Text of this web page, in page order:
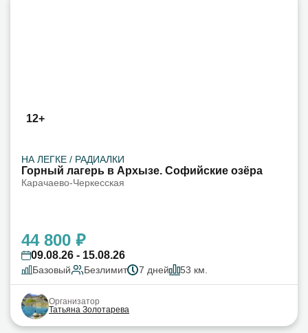
12+
НА ЛЕГКЕ / РАДИАЛКИ
Горный лагерь в Архызе. Софийские озёра
Карачаево-Черкесская
44 800 ₽
09.08.26 - 15.08.26
Базовый Безлимит 7 дней 53 км.
Организатор
Татьяна Золотарева